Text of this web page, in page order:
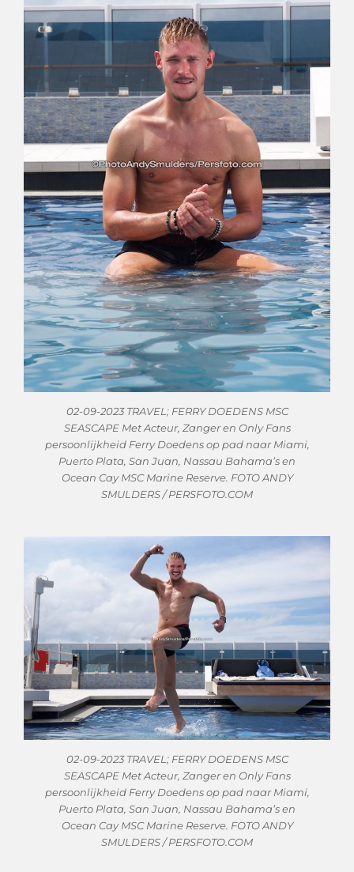
02-09-2023 TRAVEL; FERRY DOEDENS MSC
SEASCAPE Met Acteur, Zanger en Only Fans
persoonlijkheid Ferry Doedens op pad naar Miami,
Puerto Plata, San Juan, Nassau Bahama’s en
Ocean Cay MSC Marine Reserve. FOTO ANDY
SMULDERS / PERSFOTO.COM
02-09-2023 TRAVEL; FERRY DOEDENS MSC
SEASCAPE Met Acteur, Zanger en Only Fans
persoonlijkheid Ferry Doedens op pad naar Miami,
Puerto Plata, San Juan, Nassau Bahama’s en
Ocean Cay MSC Marine Reserve. FOTO ANDY
SMULDERS / PERSFOTO.COM